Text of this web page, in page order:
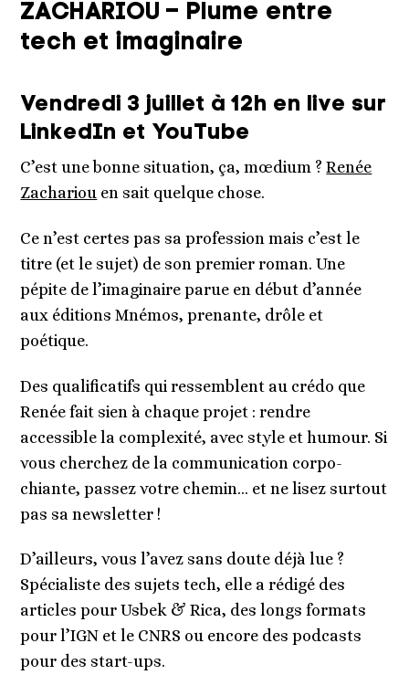
ZACHARIOU – Plume entre
tech et imaginaire
Vendredi 3 juillet à 12h en live sur
LinkedIn et YouTube
C’est une bonne situation, ça, mœdium ?Renée
Zachariou en sait quelque chose.
Ce n’est certes pas sa profession mais c’est le
titre (et le sujet) de son premier roman. Une
pépite de l’imaginaire parue en début d’année
aux éditions Mnémos, prenante, drôle et
poétique.
Des qualificatifs qui ressemblent au crédo que
Renée fait sien à chaque projet : rendre
accessible la complexité, avec style et humour. Si
vous cherchez de la communication corpo-
chiante, passez votre chemin… et ne lisez surtout
pas sa newsletter !
D’ailleurs, vous l’avez sans doute déjà lue ?
Spécialiste des sujets tech, elle a rédigé des
articles pour Usbek & Rica, des longs formats
pour l’IGN et le CNRS ou encore des podcasts
pour des start-ups.